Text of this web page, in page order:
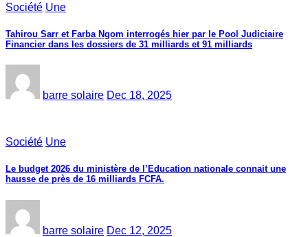
Société Une
Tahirou Sarr et Farba Ngom interrogés hier par le Pool Judiciaire
Financier dans les dossiers de 31 milliards et 91 milliards
barre solaire Dec 18, 2025
Société Une
Le budget 2026 du ministère de l’Education nationale connait une
hausse de près de 16 milliards FCFA.
barre solaire Dec 12, 2025